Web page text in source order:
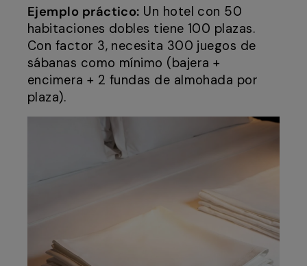
Ejemplo práctico: Un hotel con 50
habitaciones dobles tiene 100 plazas.
Con factor 3, necesita 300 juegos de
sábanas como mínimo (bajera +
encimera + 2 fundas de almohada por
plaza).